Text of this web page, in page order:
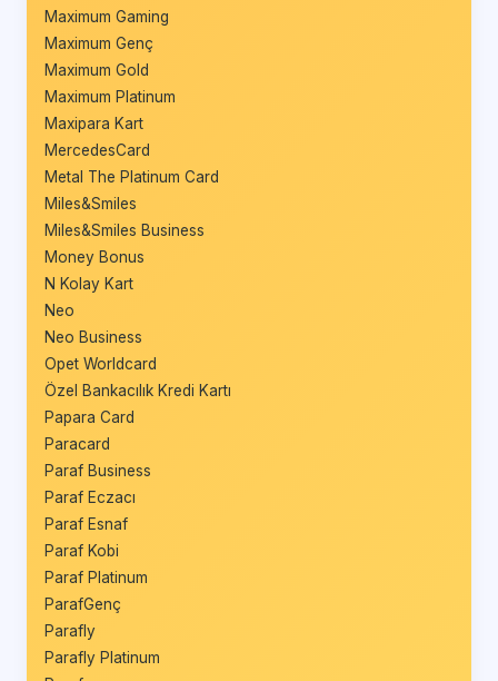
Maximum Gaming
Maximum Genç
Maximum Gold
Maximum Platinum
Maxipara Kart
MercedesCard
Metal The Platinum Card
Miles&Smiles
Miles&Smiles Business
Money Bonus
N Kolay Kart
Neo
Neo Business
Opet Worldcard
Özel Bankacılık Kredi Kartı
Papara Card
Paracard
Paraf Business
Paraf Eczacı
Paraf Esnaf
Paraf Kobi
Paraf Platinum
ParafGenç
Parafly
Parafly Platinum